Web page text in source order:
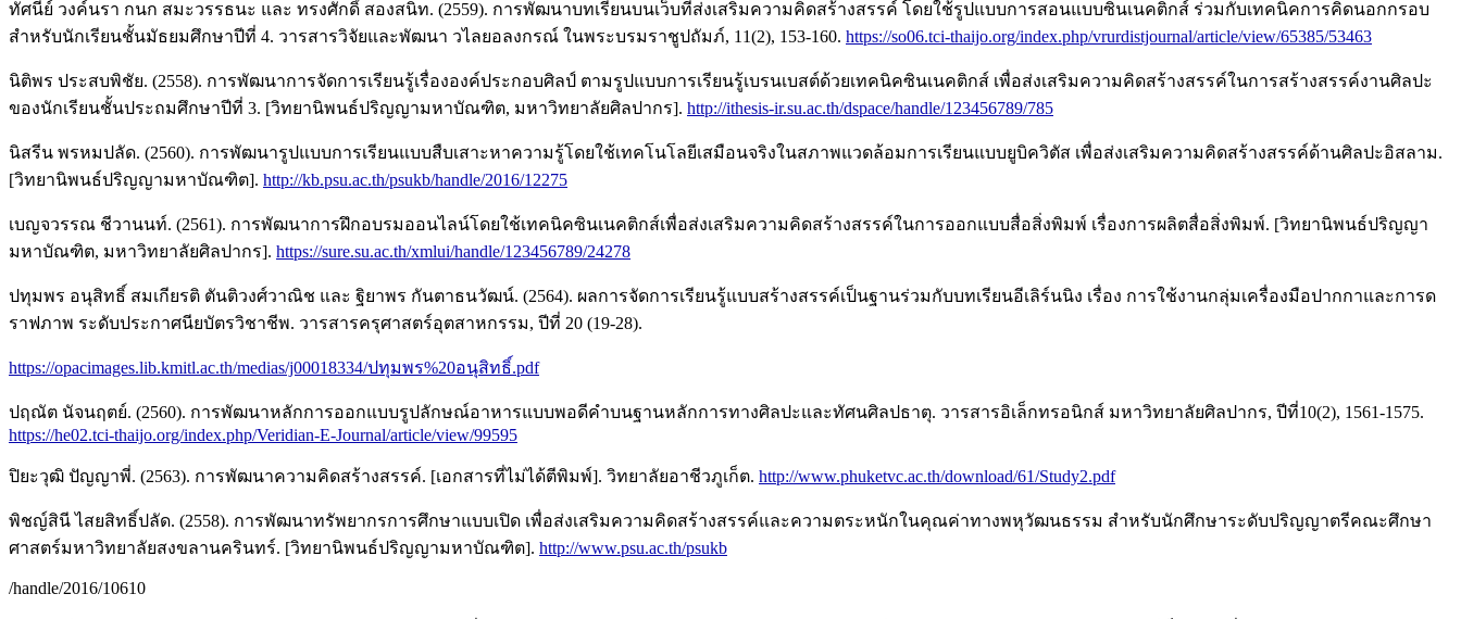
ทัศนีย์ วงค์นรา กนก สมะวรรธนะ และ ทรงศักดิ์ สองสนิท. (2559). การพัฒนาบทเรียนบนเว็บที่ส่งเสริมความคิดสร้างสรรค์ โดยใช้รูปแบบการสอนแบบซินเนคติกส์ ร่วมกับเทคนิคการคิดนอกกรอบ
สำหรับนักเรียนชั้นมัธยมศึกษาปีที่ 4. วารสารวิจัยและพัฒนา วไลยอลงกรณ์ ในพระบรมราชูปถัมภ์, 11(2), 153-160. https://so06.tci-thaijo.org/index.php/vrurdistjournal/article/view/65385/53463
นิติพร ประสบพิชัย. (2558). การพัฒนาการจัดการเรียนรู้เรื่ององค์ประกอบศิลป์ ตามรูปแบบการเรียนรู้เบรนเบสต์ด้วยเทคนิคซินเนคติกส์ เพื่อส่งเสริมความคิดสร้างสรรค์ในการสร้างสรรค์งานศิลปะ
ของนักเรียนชั้นประถมศึกษาปีที่ 3. [วิทยานิพนธ์ปริญญามหาบัณฑิต, มหาวิทยาลัยศิลปากร]. http://ithesis-ir.su.ac.th/dspace/handle/123456789/785
นิสรีน พรหมปลัด. (2560). การพัฒนารูปแบบการเรียนแบบสืบเสาะหาความรู้โดยใช้เทคโนโลยีเสมือนจริงในสภาพแวดล้อมการเรียนแบบยูบิควิตัส เพื่อส่งเสริมความคิดสร้างสรรค์ด้านศิลปะอิสลาม.
[วิทยานิพนธ์ปริญญามหาบัณฑิต]. http://kb.psu.ac.th/psukb/handle/2016/12275
เบญจวรรณ ชีวานนท์. (2561). การพัฒนาการฝึกอบรมออนไลน์โดยใช้เทคนิคซินเนคติกส์เพื่อส่งเสริมความคิดสร้างสรรค์ในการออกแบบสื่อสิ่งพิมพ์ เรื่องการผลิตสื่อสิ่งพิมพ์. [วิทยานิพนธ์ปริญญา
มหาบัณฑิต, มหาวิทยาลัยศิลปากร]. https://sure.su.ac.th/xmlui/handle/123456789/24278
ปทุมพร อนุสิทธิ์ สมเกียรติ ตันติวงศ์วาณิช และ ฐิยาพร กันตาธนวัฒน์. (2564). ผลการจัดการเรียนรู้แบบสร้างสรรค์เป็นฐานร่วมกับบทเรียนอีเลิร์นนิง เรื่อง การใช้งานกลุ่มเครื่องมือปากกาและการด
ราฟภาพ ระดับประกาศนียบัตรวิชาชีพ. วารสารครุศาสตร์อุตสาหกรรม, ปีที่ 20 (19-28).
https://opacimages.lib.kmitl.ac.th/medias/j00018334/ปทุมพร%20อนุสิทธิ์.pdf
ปฤณัต นัจนฤตย์. (2560). การพัฒนาหลักการออกแบบรูปลักษณ์อาหารแบบพอดีคำบนฐานหลักการทางศิลปะและทัศนศิลปธาตุ. วารสารอิเล็กทรอนิกส์ มหาวิทยาลัยศิลปากร, ปีที่10(2), 1561-1575.
https://he02.tci-thaijo.org/index.php/Veridian-E-Journal/article/view/99595
ปิยะวุฒิ ปัญญาพี่. (2563). การพัฒนาความคิดสร้างสรรค์. [เอกสารที่ไม่ได้ตีพิมพ์]. วิทยาลัยอาชีวภูเก็ต. http://www.phuketvc.ac.th/download/61/Study2.pdf
พิชญ์สินี ไสยสิทธิ์ปลัด. (2558). การพัฒนาทรัพยากรการศึกษาแบบเปิด เพื่อส่งเสริมความคิดสร้างสรรค์และความตระหนักในคุณค่าทางพหุวัฒนธรรม สำหรับนักศึกษาระดับปริญญาตรีคณะศึกษา
ศาสตร์มหาวิทยาลัยสงขลานครินทร์. [วิทยานิพนธ์ปริญญามหาบัณฑิต]. http://www.psu.ac.th/psukb
/handle/2016/10610